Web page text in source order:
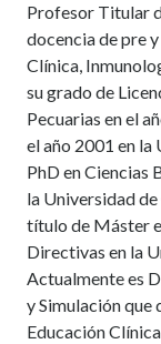
Profesor Titular
docencia de pre
Clínica,
su grado de
Pecuarias en el
el año 2001 en la
PhD en Ciencias
la Universidad
título de Máster
Directivas en la
Actualmente es
y Simulación que
Educación